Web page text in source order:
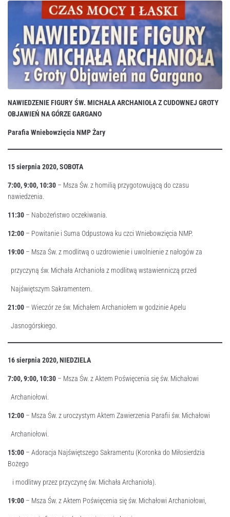
NAWIEDZENIE FIGURYŚW. MICHAŁA ARCHANIOŁAZ CUDOWNEJ GROTY
OBJAWIEŃ NA GÓRZE GARGANO
Parafia Wniebowzięcia NMPŻary
15 sierpnia 2020, SOBOTA
7:00, 9:00, 10:30 – Msza Św. z homilią przygotowującą do czasu
nawiedzenia.
11:30 – Nabożeństwo oczekiwania.
12:00 – Powitanie i Suma Odpustowa ku czci Wniebowzięcia NMP.
19:00 – Msza Św. z modlitwą o uzdrowienie i uwolnienie z nałogów za
przyczyną św. Michała Archanioła z modlitwą wstawienniczą przed
Najświętszym Sakramentem.
21:00 – Wieczór ze św. Michałem Archaniołem w godzinie Apelu
Jasnogórskiego.
16 sierpnia 2020, NIEDZIELA
7:00, 9:00, 10:30 – Msza Św. z Aktem Poświęcenia się św. Michałowi
Archaniołowi.
12:00 – Msza Św. z uroczystym Aktem Zawierzenia Parafii św. Michałowi
Archaniołowi.
15:00 – Adoracja Najświętszego Sakramentu (Koronka do Miłosierdzia
Bożego
i modlitwy przez przyczynę św. Michała Archanioła).
19:00 – Msza Św. z Aktem Poświęcenia się św. Michałowi Archaniołowi,